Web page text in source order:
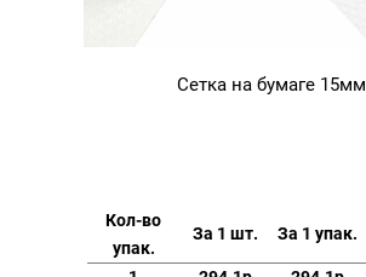
Сетка на бумаге 15мм
Кол-во
упак.
За 1 шт. За 1 упак.